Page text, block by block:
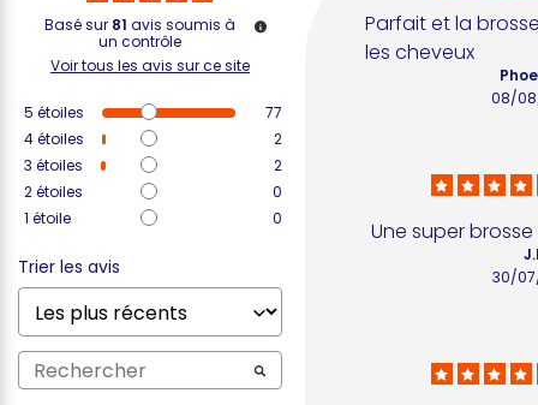
Basé sur 81 avis soumis à
un contrôle
Voir tous les avis sur ce site
5 étoiles
77
4étoiles
2
3 étoiles
2
2étoiles
0
1 étoile 0
Trier les avis
Parfait et la
les cheveux
08/
Une super
30/